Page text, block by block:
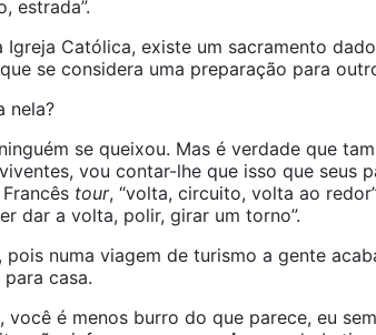
estrada”.
Igreja Católica, existe um sacramento
que se considera uma preparação para
nela?
se queixou. Mas é verdade que
vou contar-lhe que isso que seus
tour, “volta, circuito, volta ao
dar a volta, polir, girar um torno”.
pois numa viagem de turismo a gente
casa.
você é menos burro do que parece, eu